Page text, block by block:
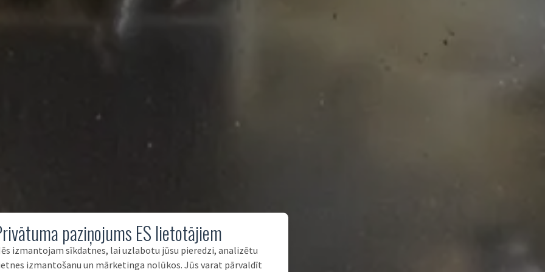
paziņojums ES lietotājiem
izmantojam sīkdatnes, lai uzlabotu jūsu pieredzi, analizētu
izmantošanu un mārketinga nolūkos. Jūs varat pārvaldīt